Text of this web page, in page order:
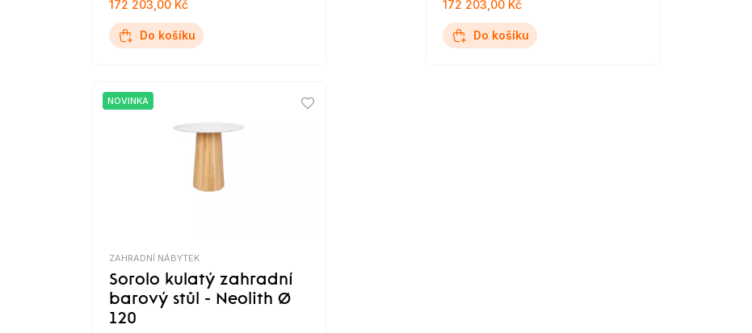
172 203,00 Kč
Do košíku
172 203,00 Kč
Do košíku
NOVINKA
ZAHRADNÍ NÁBYTEK
Sorolo kulatý zahradní
barový stůl - Neolith Ø
120